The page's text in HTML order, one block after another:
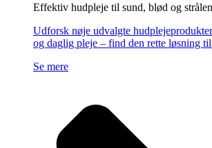
Effektiv hudpleje til sund, blød og
Udforsk nøje udvalgte
og daglig pleje – find den rette løsning
Se mere